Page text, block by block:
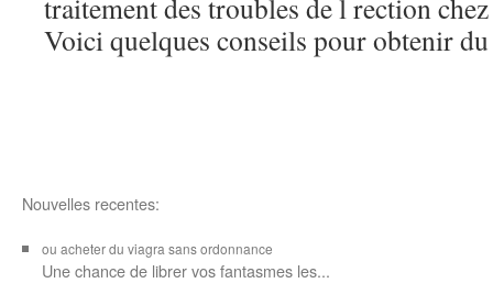
traitement des troubles de l rection
Voici quelques conseils pour obtenir
Nouvelles recentes:
ou acheter du viagra sans ordonnance
Une chance de librer vosfantasmes les...